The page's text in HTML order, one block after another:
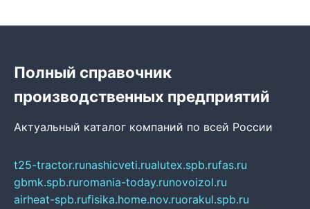
Полный справочник
производственных предприятий
Актуальный каталог компаний по всей России
t25-tractor.runashicveti.rualutex.spb.rufas.ru
gbmk.spb.ruromania-today.runovoizol.ru
airheat-spb.rufisika.home.nov.ruorakul.spb.ru